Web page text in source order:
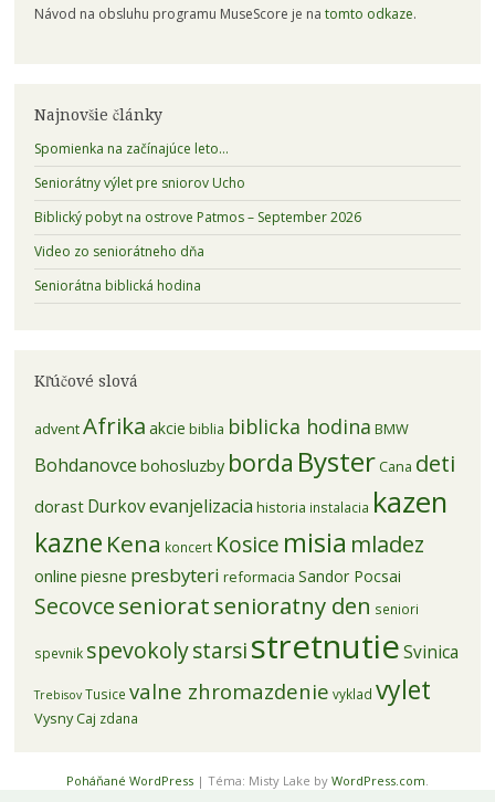
Návod na obsluhu programu MuseScore je na tomto odkaze.
Najnovšie články
Spomienka na začínajúce leto…
Seniorátny výlet pre sniorov Ucho
Biblický pobyt na ostrove Patmos – September 2026
Video zo seniorátneho dňa
Seniorátna biblická hodina
Kľúčové slová
adventAfrika akcie biblia biblicka hodina BMW
Bohdanovce bohosluzby borda Byster Cana deti
dorast Durkovevanjelizacia historia instalacia kazen
kazne Kena koncert Kosice misia mladez
online piesne presbyteri reformacia Sandor Pocsai
Secovcesenioratsenioratny den seniori
spevnik spevokolystarsistretnutieSvinica
Trebisov Tusice valne zhromazdenie vyklad vylet
Vysny Caj zdana
Poháňané WordPress | Téma: Misty Lake by WordPress.com